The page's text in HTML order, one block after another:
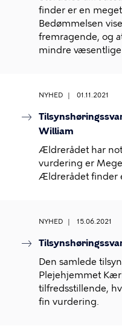
finder er en
Bedømmelsen
fremragende, og
mindre
NYHED 01.11.2021
William
Ældrerådet har
vurdering er
Ældrerådet finder
NYHED 15.06.2021
Den samlede
Plejehjemmet
tilfredsstillende,
fin vurdering.